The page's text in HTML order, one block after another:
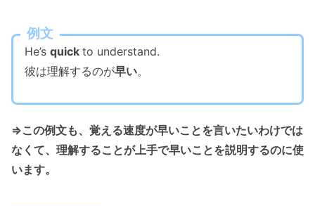
例文
He’s quick to understand.
彼は理解するのが早い。
⇒この例文も、覚える速度が早いことを言いたいわけでは
なくて、理解することが上手で早いことを説明するのに使
います。